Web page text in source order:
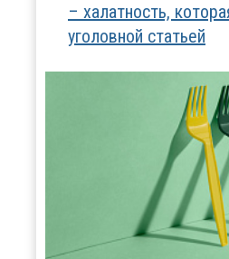
– халатность,
уголовной статьей